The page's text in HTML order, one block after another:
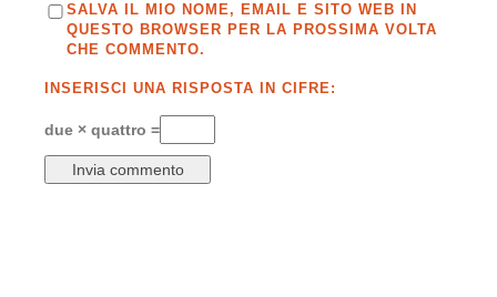
SALVA IL MIO NOME, EMAIL E SITO WEB IN
QUESTO BROWSER PER LA PROSSIMA VOLTA
CHE COMMENTO.
INSERISCI UNA RISPOSTA IN CIFRE:
due × quattro =